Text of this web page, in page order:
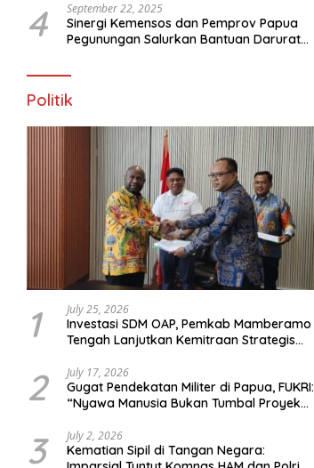
4 September 22, 2025
Sinergi Kemensos dan Pemprov Papua
Pegunungan Salurkan Bantuan Darurat
Politik
1 July 25, 2026
Investasi SDM OAP, Pemkab Mamberamo
Tengah Lanjutkan Kemitraan Strategis
2 July 17, 2026
Gugat Pendekatan Militer di Papua, FUKRI:
“Nyawa Manusia Bukan Tumbal Proyek
3 July 2, 2026
Kematian Sipil di Tangan Negara: